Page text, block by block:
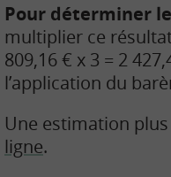
Pour déterminer
multiplier ce
809,16 € x 3 = 2
l’application du
Une estimation
ligne.